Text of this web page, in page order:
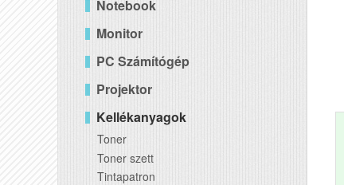
Notebook
Monitor
PC Számítógép
Projektor
Kellékanyagok
Toner
Toner szett
Tintapatron